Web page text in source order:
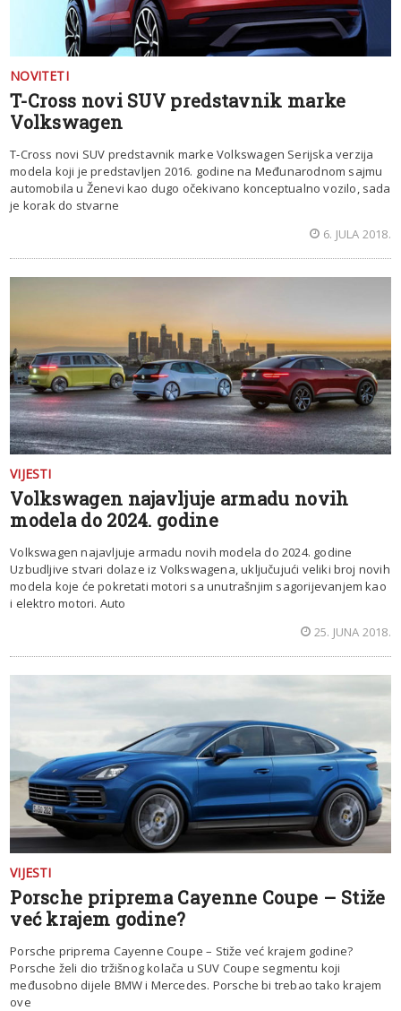
NOVITETI
T-Cross novi SUV predstavnik marke
Volkswagen
T-Cross novi SUV predstavnik marke Volkswagen Serijska verzija
modela koji je predstavljen 2016. godine na Međunarodnom sajmu
automobila u Ženevi kao dugo očekivano konceptualno vozilo, sada
je korak do stvarne
6. JULA 2018.
VIJESTI
Volkswagen najavljuje armadu novih
modela do 2024. godine
Volkswagen najavljuje armadu novih modela do 2024. godine
Uzbudljive stvari dolaze iz Volkswagena, uključujući veliki broj novih
modela koje će pokretati motori sa unutrašnjim sagorijevanjem kao
i elektro motori. Auto
25. JUNA 2018.
VIJESTI
Porsche priprema Cayenne Coupe – Stiže
već krajem godine?
Porsche priprema Cayenne Coupe – Stiže već krajem godine?
Porsche želi dio tržišnog kolača u SUV Coupe segmentu koji
međusobno dijele BMW i Mercedes. Porsche bi trebao tako krajem
ove